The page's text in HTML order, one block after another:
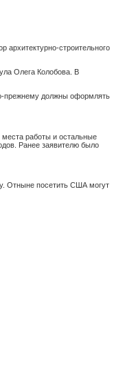
архитектурно-строительного
Олега Колобова. В
прежнему должны оформлять
работы и остальные
Ранее заявителю было
Отныне посетить США могут